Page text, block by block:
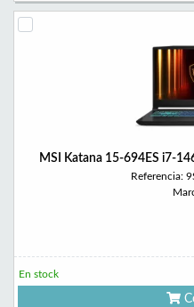
MSI Katana 15-694ES i7-
Referencia:
En stock